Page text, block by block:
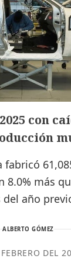
con
fabricó
8.0% más
del año
ALBERTO GÓMEZ
DEL